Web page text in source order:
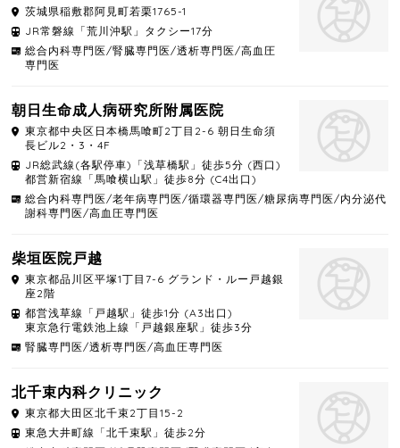
茨城県稲敷郡阿見町若栗1765-1
JR常磐線「荒川沖駅」タクシー17分
総合内科専門医/腎臓専門医/透析専門医/高血圧
専門医
朝日生命成人病研究所附属医院
東京都中央区日本橋馬喰町2丁目2-6 朝日生命須
長ビル2・3・4F
JR総武線(各駅停車)「浅草橋駅」徒歩5分 (西口)
都営新宿線「馬喰横山駅」徒歩8分 (C4出口)
総合内科専門医/老年病専門医/循環器専門医/糖尿病専門医/内分泌代
謝科専門医/高血圧専門医
柴垣医院戸越
東京都品川区平塚1丁目7-6 グランド・ルー戸越銀
座2階
都営浅草線「戸越駅」徒歩1分 (A3出口)
東京急行電鉄池上線「戸越銀座駅」徒歩3分
腎臓専門医/透析専門医/高血圧専門医
北千束内科クリニック
東京都大田区北千束2丁目15-2
東急大井町線「北千束駅」徒歩2分